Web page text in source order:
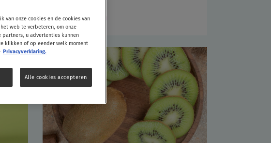
Aminozuren
van onze cookies en de cookies van
web te verbeteren, om onze
u advertenties kunnen
klikken of op eender welk moment
Privacyverklaring.
Alle cookies accepteren